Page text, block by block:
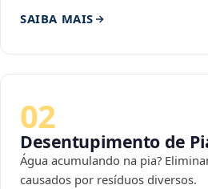
SAIBA MAIS
02
Desentupimento de
Água acumulando na pia?
causados por resíduos diversos.